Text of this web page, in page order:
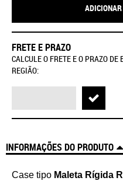
FRETE E PRAZO
CALCULE O FRETE E O PRAZO
REGIÃO:
INFORMAÇÕES DO PRODUTO
Case tipo Maleta Rígida